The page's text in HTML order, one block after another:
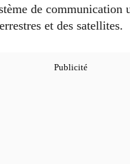
de communication
et des satellites.